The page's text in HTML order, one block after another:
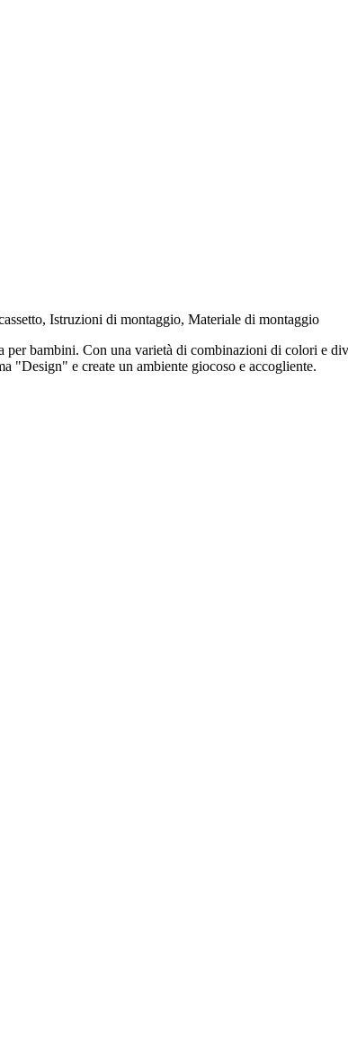
Istruzioni di montaggio, Materiale di montaggio
bambini. Con una varietà di combinazioni di colori e
"Design" e create un ambiente giocoso e accogliente.